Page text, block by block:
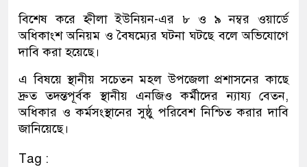
বিশেষ করে হ্নীলা ইউনিয়ন-এর ৮ ও ৯ নম্বর ওয়ার্ডে
অধিকাংশ অনিয়ম ও বৈষম্যের ঘটনা ঘটছে বলে অভিযোগে
দাবি করা হয়েছে।
এ বিষয়ে স্থানীয় সচেতন মহল উপজেলা প্রশাসনের কাছে
দ্রুত তদন্তপূর্বক স্থানীয় এনজিও কর্মীদের ন্যায্য বেতন,
অধিকার ও কর্মসংস্থানের সুষ্ঠু পরিবেশ নিশ্চিত করার দাবি
জানিয়েছে।
Tag :